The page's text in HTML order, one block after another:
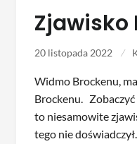
Zjawisko
20 listopada 2022
Widmo Brockenu,
Brockenu. Zobaczyć
to niesamowite
tego nie